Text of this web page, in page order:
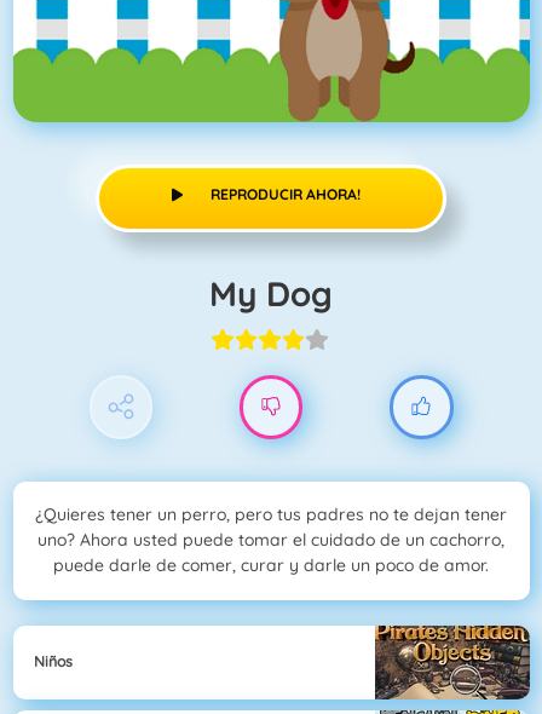
REPRODUCIR AHORA!
My Dog
¿Quieres tener un perro, pero tus padres no te dejan tener
uno? Ahora usted puede tomar el cuidado de un cachorro,
puede darle de comer, curar y darle un poco de amor.
Niños